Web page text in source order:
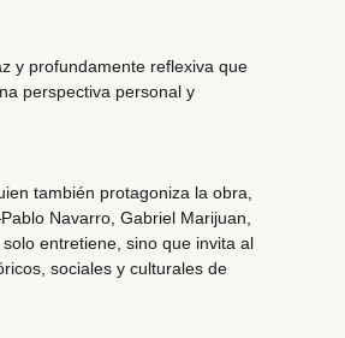
y profundamente reflexiva que
perspectiva personal y
también protagoniza la obra,
Pablo Navarro, Gabriel Marijuan,
entretiene, sino que invita al
sociales y culturales de